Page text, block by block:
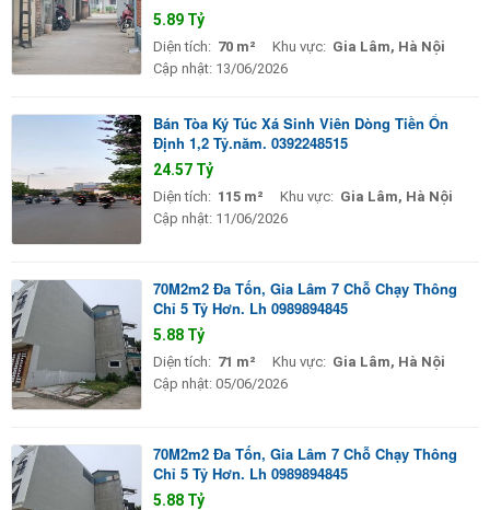
5.89 Tỷ
Diện tích: 70 m² Khu vực: Gia Lâm, Hà Nội
Cập nhật: 13/06/2026
Bán Tòa Ký Túc Xá Sinh Viên Dòng Tiền Ổn
Định 1,2 Tỷ.năm. 0392248515
24.57 Tỷ
Diện tích: 115 m² Khu vực: Gia Lâm, Hà Nội
Cập nhật: 11/06/2026
70M2m2 Đa Tốn, Gia Lâm 7 Chỗ Chạy Thông
Chỉ 5 Tỷ Hơn. Lh 0989894845
5.88 Tỷ
Diện tích: 71 m² Khu vực: Gia Lâm, Hà Nội
Cập nhật: 05/06/2026
70M2m2 Đa Tốn, Gia Lâm 7 Chỗ Chạy Thông
Chỉ 5 Tỷ Hơn. Lh 0989894845
5.88 Tỷ